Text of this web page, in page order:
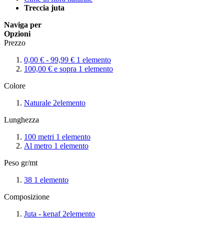
Treccia juta
Naviga per
Opzioni
Prezzo
0,00 € - 99,99 € 1 elemento
100,00 € e sopra 1 elemento
Colore
Naturale 2elemento
Lunghezza
100 metri 1 elemento
Al metro 1 elemento
Peso gr/mt
38 1 elemento
Composizione
Juta - kenaf2elemento